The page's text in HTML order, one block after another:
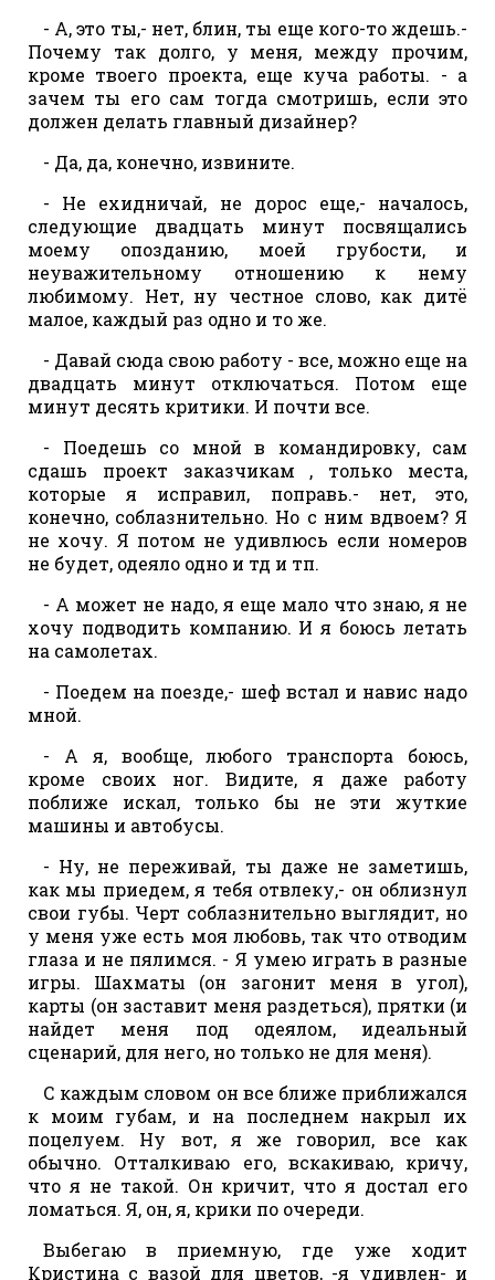
- А, это ты,- нет, блин, ты еще кого-то ждешь.-
Почему так долго, у меня, между прочим,
кроме твоего проекта, еще куча работы. - а
зачем ты его сам тогда смотришь, если это
должен делать главный дизайнер?
- Да, да, конечно, извините.
- Не ехидничай, не дорос еще,- началось,
следующие двадцать минут посвящались
моему опозданию, моей грубости, и
неуважительному отношению к нему
любимому. Нет, ну честное слово, как дитё
малое, каждый раз одно и то же.
- Давай сюда свою работу - все, можно еще на
двадцать минут отключаться. Потом еще
минут десять критики. И почти все.
- Поедешь со мной в командировку, сам
сдашь проект заказчикам , только места,
которые я исправил, поправь.- нет, это,
конечно, соблазнительно. Но с ним вдвоем? Я
не хочу. Я потом не удивлюсь если номеров
не будет, одеяло одно и тд и тп.
- А может не надо, я еще мало что знаю, я не
хочу подводить компанию. И я боюсь летать
на самолетах.
- Поедем на поезде,- шеф встал и навис надо
мной.
- А я, вообще, любого транспорта боюсь,
кроме своих ног. Видите, я даже работу
поближе искал, только бы не эти жуткие
машины и автобусы.
- Ну, не переживай, ты даже не заметишь,
как мы приедем, я тебя отвлеку,- он облизнул
свои губы. Черт соблазнительно выглядит, но
у меня уже есть моя любовь, так что отводим
глаза и не пялимся. - Я умею играть в разные
игры. Шахматы (он загонит меня в угол),
карты (он заставит меня раздеться), прятки (и
найдет меня под одеялом, идеальный
сценарий, для него, но только не для меня).
С каждым словом он все ближе приближался
к моим губам, и на последнем накрыл их
поцелуем. Ну вот, я же говорил, все как
обычно. Отталкиваю его, вскакиваю, кричу,
что я не такой. Он кричит, что я достал его
ломаться. Я, он, я, крики по очереди.
Выбегаю в приемную, где уже ходит
Кристина с вазой для цветов, -я удивлен- и